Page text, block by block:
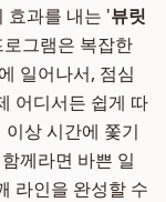
효과를 내는 '뷰릿
그램은 복잡한
일어나서, 점심
어디서든 쉽게 따
상 시간에 쫓기
께라면 바쁜 일
라인을 완성할 수